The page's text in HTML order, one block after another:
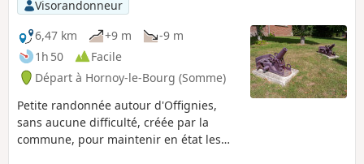
petite flânerie supplémentaire.
Visorandonneur
6,47 km
+9 m
-9 m
1h 50
Facile
Départ à Hornoy-le-Bourg (Somme)
Petite randonnée autour d'Offignies,
sans aucune difficulté, créée par la
commune, pour maintenir en état les